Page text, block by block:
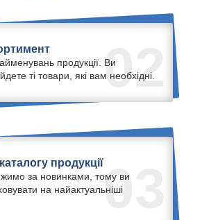
02
продукції. Ви
ті товари, які вам необхідні.
03
продукції
за новинками, тому ви
на найактуальніші